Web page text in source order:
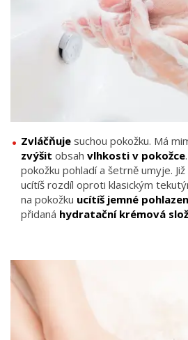
Zvláčňuje suchou pokožku. Má
zvýšit obsah vlhkosti v pokožce
pokožku pohladí a šetrně umyje.
ucítíš rozdíl oproti klasickým
na pokožku ucítíš jemné
přidaná hydratační krémová